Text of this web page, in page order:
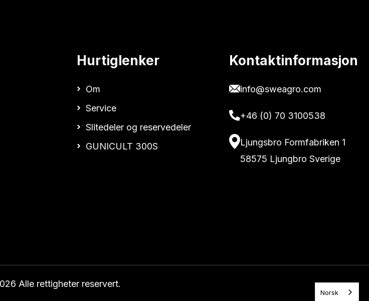
Hurtiglenker
Om
Service
Slitedeler og reservedeler
GUNICULT 300S
Kontaktinformasjon
info@sweagro.com
+46 (0) 70 3100538
Ljungsbro Formfabriken 1
58575 Ljungbro Sverige
Alle rettigheter reservert.
Norsk